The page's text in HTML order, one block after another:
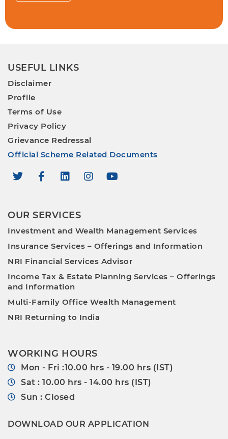
USEFUL LINKS
Disclaimer
Profile
Terms of Use
Privacy Policy
Grievance Redressal
Official Scheme Related Documents
OUR SERVICES
Investment and Wealth Management Services
Insurance Services – Offerings and Information
NRI Financial Services Advisor
Income Tax & Estate Planning Services – Offerings
and Information
Multi-Family Office Wealth Management
NRI Returning to India
WORKING HOURS
Mon - Fri :10.00 hrs - 19.00 hrs (IST)
Sat : 10.00 hrs - 14.00 hrs (IST)
Sun : Closed
DOWNLOAD OUR APPLICATION